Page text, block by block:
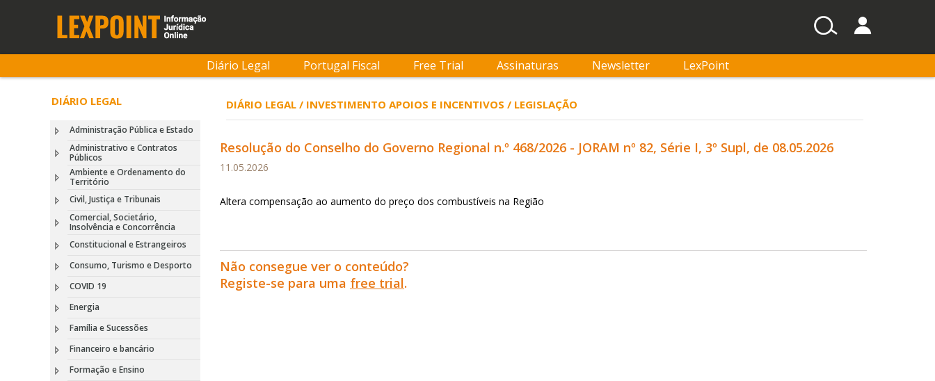
Diário Legal Portugal Fiscal Free Trial Assinaturas Newsletter LexPoint
DIÁRIO LEGAL
Administração Pública e Estado
Administrativo e Contratos
Públicos
Ambiente e Ordenamento do
Território
Civil, Justiça e Tribunais
Comercial, Societário,
Insolvência e Concorrência
Constitucional e Estrangeiros
Consumo, Turismo e Desporto
COVID 19
Energia
Família e Sucessões
Financeiro e bancário
Formação e Ensino
DIÁRIO LEGAL / INVESTIMENTO APOIOS E INCENTIVOS / LEGISLAÇÃO
Resolução do Conselho do Governo Regional n.º 468/2026 - JORAM nº 82, Série I, 3º Supl, de 08.05.2026
11.05.2026
Altera compensação ao aumento do preço dos combustíveis na Região
Não consegue ver o conteúdo?
Registe-se para uma free trial.